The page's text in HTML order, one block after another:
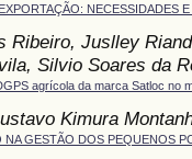
NECESSIDADES
Ribeiro, Juslley
Silvio Soares da
agrícola da marca Satloc no
Kimura
NA GESTÃO DOS PEQUENOS